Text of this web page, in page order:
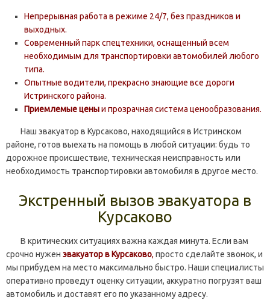
Непрерывная работа в режиме 24/7, без праздников и
выходных.
Современный парк спецтехники, оснащенный всем
необходимым для транспортировки автомобилей любого
типа.
Опытные водители, прекрасно знающие все дороги
Истринского района.
Приемлемые ценыи прозрачная система ценообразования.
Наш эвакуатор в Курсаково, находящийся в Истринском
районе, готов выехать на помощь в любой ситуации: будь то
дорожное происшествие, техническая неисправность или
необходимость транспортировки автомобиля в другое место.
Экстренный вызов эвакуатора в
Курсаково
В критических ситуациях важна каждая минута. Если вам
срочно нужен эвакуатор в Курсаково, просто сделайте звонок, и
мы прибудем на место максимально быстро. Наши специалисты
оперативно проведут оценку ситуации, аккуратно погрузят ваш
автомобиль и доставят его по указанному адресу.